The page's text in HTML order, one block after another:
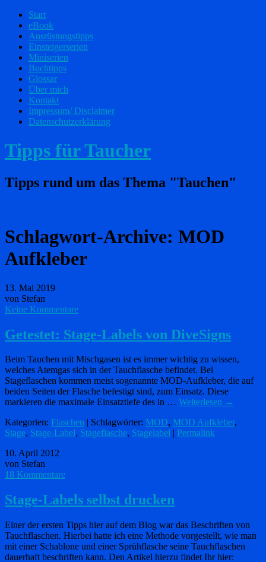
Start
eBook
Ausrüstungstipps
Einsteigerserien
Miniserien
Buchtipps
Glossar
Über mich
Kontakt
Impressum/ Disclaimer
Datenschutzerklärung
Tipps für Taucher
Tipps rund um das Thema "Tauchen"
Schlagwort-Archive: MOD
Aufkleber
13. Mai 2019
von Stefan
Keine Kommentare
Getestet: Stage-Labels von DiveSigns
Beim Tauchen mit Mischgasen ist es immer wichtig zu wissen,
welches Atemgas sich in der Tauchflasche befindet. Bei
Stageflaschen kommen meist sogenannte MOD-Aufkleber, die auf
beiden Seiten der Flasche befestigt sind, zum Einsatz. Diese
markieren die maximale Einsatztiefe des in … Weiterlesen →
Kategorien: Flaschen | Schlagwörter: MOD, MOD Aufkleber,
Stage, Stage-Label, Stageflasche, Stagelabel
Permalink
10. April 2012
von Stefan
18 Kommentare
Stage-Labels selbst drucken
Einer der ersten Tipps hier auf dem Blog war das Beschriften von
Tauchflaschen. Hierbei hatte ich eine Methode vorgestellt, wie man
mit einer Schablone und einer Sprühflasche seine Tauchflaschen
dauerhaft beschriften kann. Den Artikel hierzu findet Ihr hier: